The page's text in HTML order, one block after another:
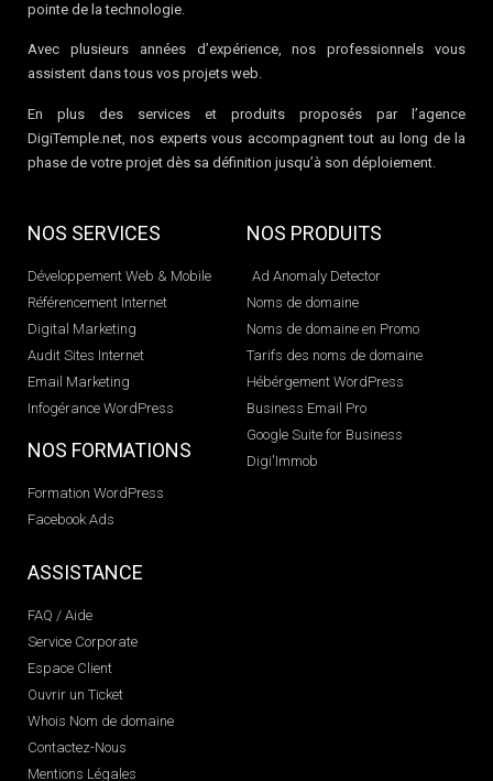
pointe de la technologie.
Avec plusieurs années d’expérience, nos professionnels vous
assistent dans tous vos projets web.
En plus des services et produits proposés par l’agence
DigiTemple.net, nos experts vous accompagnent tout au long de la
phase de votre projet dès sa définition jusqu’à son déploiement.
NOS SERVICES
Développement Web & Mobile
Référencement Internet
Digital Marketing
Audit Sites Internet
Email Marketing
Infogérance WordPress
NOS FORMATIONS
Formation WordPress
Facebook Ads
NOS PRODUITS
Ad Anomaly Detector
Noms de domaine
Noms de domaine en Promo
Tarifs des noms de domaine
Hébérgement WordPress
Business Email Pro
Google Suite for Business
Digi'Immob
ASSISTANCE
FAQ / Aide
Service Corporate
Espace Client
Ouvrir un Ticket
Whois Nom de domaine
Contactez-Nous
Mentions Légales